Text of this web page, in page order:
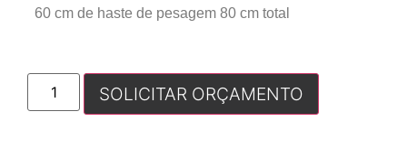
60 cm de haste de pesagem 80 cm total
SOLICITAR ORÇAMENTO